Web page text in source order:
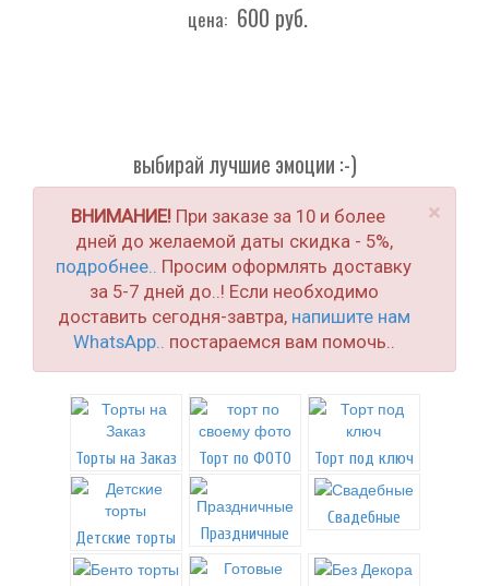
цена: 600 руб.
выбирай лучшие эмоции :-)
×
ВНИМАНИЕ!При заказе за 10 и более
дней до желаемой даты скидка - 5%,
подробнее.. Просим оформлять доставку
за 5-7 дней до..! Если необходимо
доставить сегодня-завтра, напишите нам
WhatsApp.. постараемся вам помочь..
Торты на Заказ Торт по ФОТО Торт под ключ
Детские торты Праздничные
Свадебные